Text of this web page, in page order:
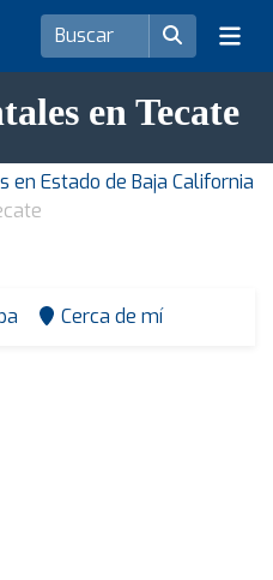
en Tecate
en Estado de Baja California
Cerca de mí